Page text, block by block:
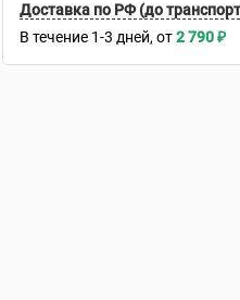
Доставка по РФ (до
В течение 1-3 дней 2 790₽